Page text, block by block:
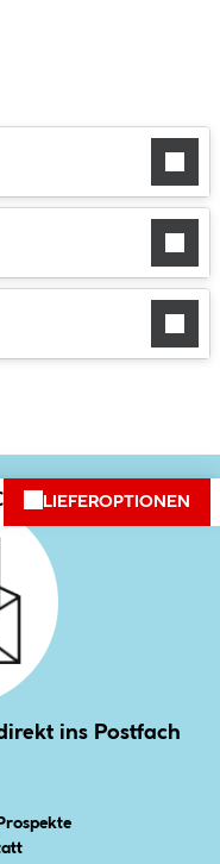
LIEFEROPTIONEN
ins Postfach